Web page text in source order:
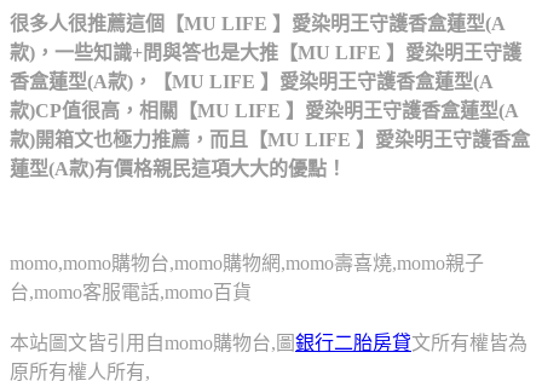
很多人很推薦這個【MU LIFE 】愛染明王守護香盒蓮型(A
款)，一些知識+問與答也是大推【MU LIFE 】愛染明王守護
香盒蓮型(A款)，【MU LIFE 】愛染明王守護香盒蓮型(A
款)CP值很高，相關【MU LIFE 】愛染明王守護香盒蓮型(A
款)開箱文也極力推薦，而且【MU LIFE 】愛染明王守護香盒
蓮型(A款)有價格親民這項大大的優點！
momo,momo購物台,momo購物網,momo壽喜燒,momo親子
台,momo客服電話,momo百貨
本站圖文皆引用自momo購物台,圖銀行二胎房貸文所有權皆為
原所有權人所有,